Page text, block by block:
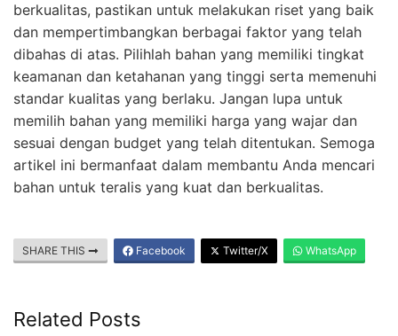
berkualitas, pastikan untuk melakukan riset yang baik
dan mempertimbangkan berbagai faktor yang telah
dibahas di atas. Pilihlah bahan yang memiliki tingkat
keamanan dan ketahanan yang tinggi serta memenuhi
standar kualitas yang berlaku. Jangan lupa untuk
memilih bahan yang memiliki harga yang wajar dan
sesuai dengan budget yang telah ditentukan. Semoga
artikel ini bermanfaat dalam membantu Anda mencari
bahan untuk teralis yang kuat dan berkualitas.
SHARE THIS Facebook Twitter/X WhatsApp
Related Posts